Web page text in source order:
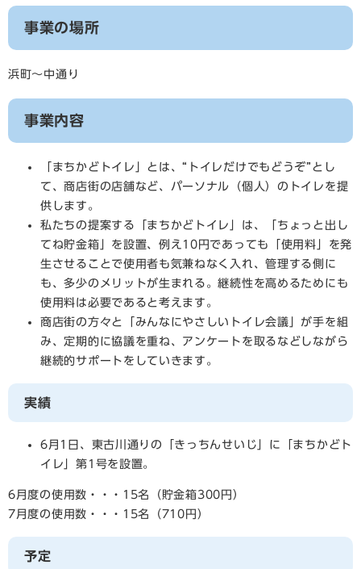
事業の場所
浜町～中通り
事業内容
「まちかどトイレ」とは、“トイレだけでもどうぞ”とし
て、商店街の店舗など、パーソナル（個人）のトイレを提
供します。
私たちの提案する「まちかどトイレ」は、「ちょっと出し
てね貯金箱」を設置、例え10円であっても「使用料」を発
生させることで使用者も気兼ねなく入れ、管理する側に
も、多少のメリットが生まれる。継続性を高めるためにも
使用料は必要であると考えます。
商店街の方々と「みんなにやさしいトイレ会議」が手を組
み、定期的に協議を重ね、アンケートを取るなどしながら
継続的サポートをしていきます。
実績
6月1日、東古川通りの「きっちんせいじ」に「まちかどト
イレ」第1号を設置。
6月度の使用数・・・15名（貯金箱300円）
7月度の使用数・・・15名（710円）
予定